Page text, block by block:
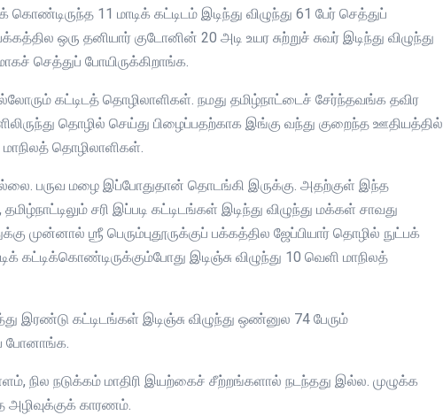
11 மாடிக் கட்டிடம் இடிந்து விழுந்து 61 பேர் செத்துப்
ஒரு தனியார் குடோனின் 20 அடி உயர சுற்றுச் சுவர் இடிந்து விழுந்து
செத்துப் போயிருக்கிறாங்க.
கட்டிடத் தொழிலாளிகள். நமது தமிழ்நாட்டைச் சேர்ந்தவங்க தவிர
தொழில் செய்து பிழைப்பதற்காக இங்கு வந்து குறைந்த ஊதியத்தில்
தொழிலாளிகள்.
பருவ மழை இப்போதுதான் தொடங்கி இருக்கு. அதற்குள் இந்த
சரி இப்படி கட்டிடங்கள் இடிந்து விழுந்து மக்கள் சாவது
முன்னால் ஶ்ரீ பெரும்புதூருக்குப் பக்கத்தில ஜேப்பியார் தொழில் நுட்பக்
கட்டிக்கொண்டிருக்கும்போது இடிஞ்சு விழுந்து 10 வெளி மாநிலத்
இரண்டு கட்டிடங்கள் இடிஞ்சு விழுந்து ஒண்னுல 74 பேரும்
போனாங்க.
நில நடுக்கம் மாதிரி இயற்கைச் சீற்றங்களால் நடந்தது இல்ல. முழுக்க
காரணம்.